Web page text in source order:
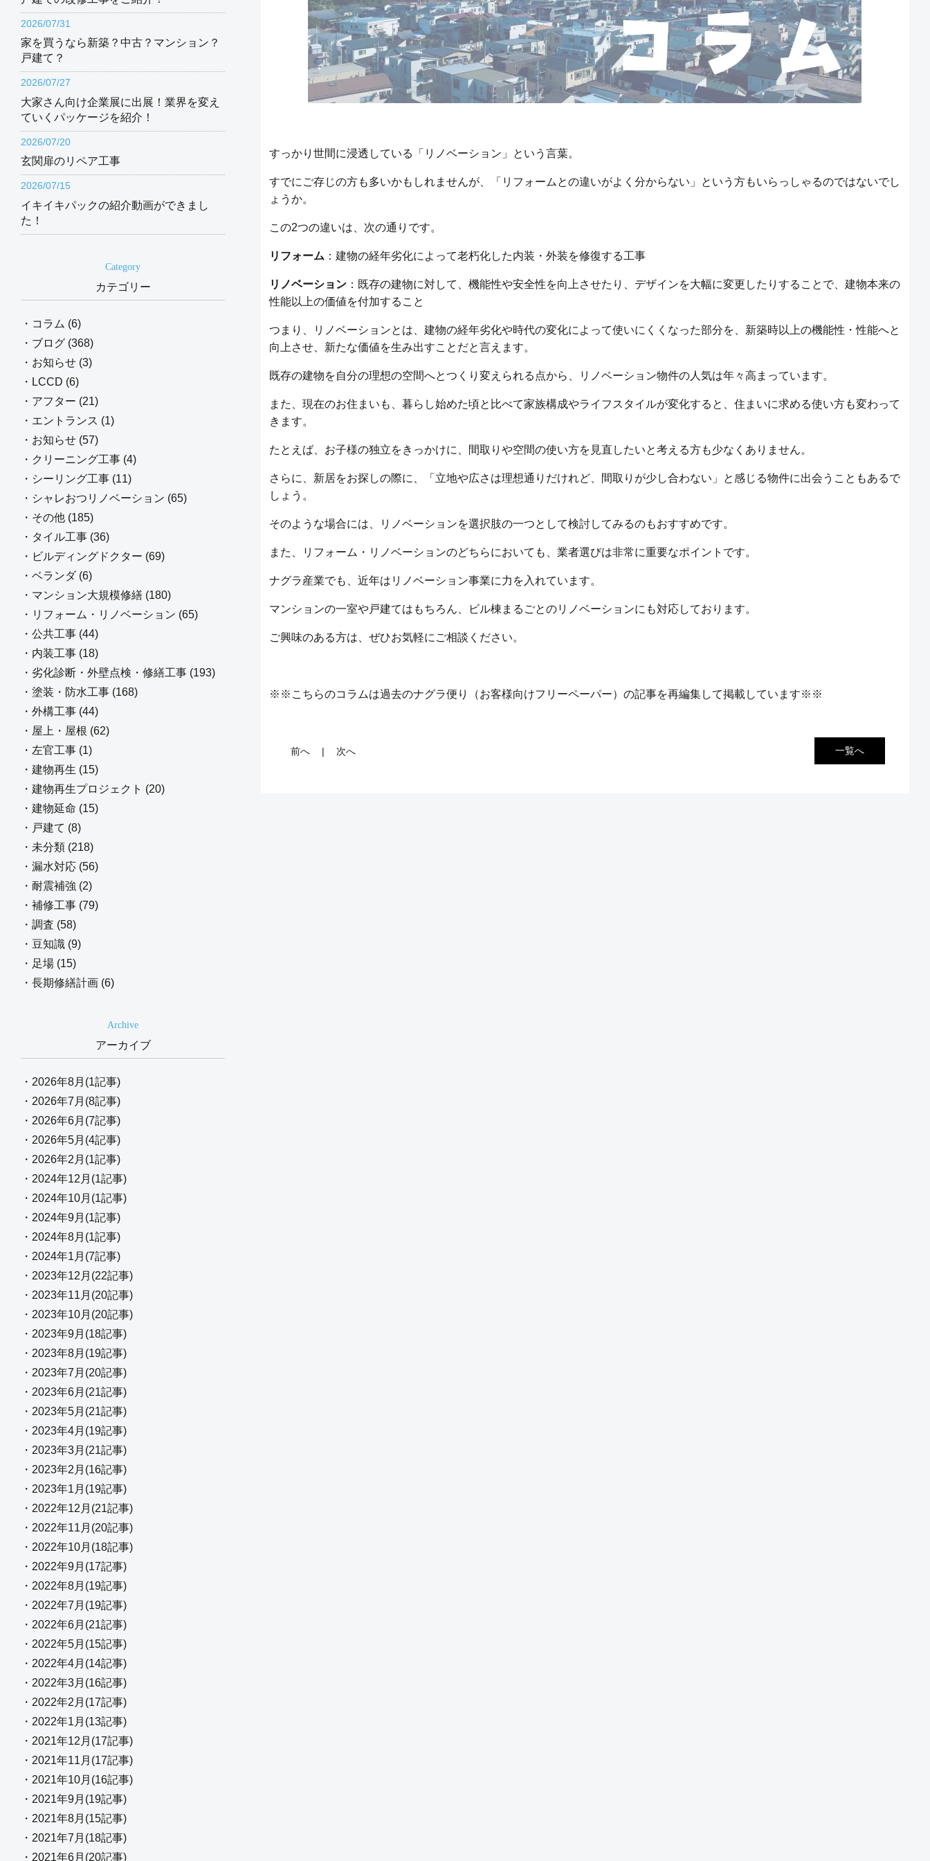
すっかり世間に浸透している「リノベーション」という言葉。
すでにご存じの方も多いかもしれませんが、「リフォームとの違いがよく分からない」という方もいらっしゃるのではないでし
ょうか。
この2つの違いは、次の通りです。
リフォーム ：建物の経年劣化によって老朽化した内装・外装を修復する工事
リノベーション：既存の建物に対して、機能性や安全性を向上させたり、デザインを大幅に変更したりすることで、建物本来の
性能以上の価値を付加すること
つまり、リノベーションとは、建物の経年劣化や時代の変化によって使いにくくなった部分を、新築時以上の機能性・性能へと
向上させ、新たな価値を生み出すことだと言えます。
既存の建物を自分の理想の空間へとつくり変えられる点から、リノベーション物件の人気は年々高まっています。
また、現在のお住まいも、暮らし始めた頃と比べて家族構成やライフスタイルが変化すると、住まいに求める使い方も変わって
きます。
たとえば、お子様の独立をきっかけに、間取りや空間の使い方を見直したいと考える方も少なくありません。
さらに、新居をお探しの際に、「立地や広さは理想通りだけれど、間取りが少し合わない」と感じる物件に出会うこともあるで
しょう。
そのような場合には、リノベーションを選択肢の一つとして検討してみるのもおすすめです。
また、リフォーム・リノベーションのどちらにおいても、業者選びは非常に重要なポイントです。
ナグラ産業でも、近年はリノベーション事業に力を入れています。
マンションの一室や戸建てはもちろん、ビル棟まるごとのリノベーションにも対応しております。
ご興味のある方は、ぜひお気軽にご相談ください。
※※こちらのコラムは過去のナグラ便り（お客様向けフリーペーパー）の記事を再編集して掲載しています※※
一覧へ
前へ 次へ
2026/07/31
家を買うなら新築？中古？マンション？
戸建て？
2026/07/27
大家さん向け企業展に出展！業界を変え
ていくパッケージを紹介！
2026/07/20
玄関扉のリペア工事
2026/07/15
イキイキパックの紹介動画ができまし
た！
Category
カテゴリー
・コラム (6)
・ブログ (368)
・お知らせ (3)
・LCCD (6)
・アフター (21)
・エントランス (1)
・お知らせ (57)
・クリーニング工事 (4)
・シーリング工事 (11)
・シャレおつリノベーション (65)
・その他 (185)
・タイル工事 (36)
・ビルディングドクター (69)
・ベランダ (6)
・マンション大規模修繕 (180)
・リフォーム・リノベーション (65)
・公共工事 (44)
・内装工事 (18)
・劣化診断・外壁点検・修繕工事 (193)
・塗装・防水工事 (168)
・外構工事 (44)
・屋上・屋根 (62)
・左官工事 (1)
・建物再生 (15)
・建物再生プロジェクト (20)
・建物延命 (15)
・戸建て (8)
・未分類 (218)
・漏水対応 (56)
・耐震補強 (2)
・補修工事 (79)
・調査 (58)
・豆知識 (9)
・足場 (15)
・長期修繕計画 (6)
Archive
アーカイブ
・2026年8月(1記事)
・2026年7月(8記事)
・2026年6月(7記事)
・2026年5月(4記事)
・2026年2月(1記事)
・2024年12月(1記事)
・2024年10月(1記事)
・2024年9月(1記事)
・2024年8月(1記事)
・2024年1月(7記事)
・2023年12月(22記事)
・2023年11月(20記事)
・2023年10月(20記事)
・2023年9月(18記事)
・2023年8月(19記事)
・2023年7月(20記事)
・2023年6月(21記事)
・2023年5月(21記事)
・2023年4月(19記事)
・2023年3月(21記事)
・2023年2月(16記事)
・2023年1月(19記事)
・2022年12月(21記事)
・2022年11月(20記事)
・2022年10月(18記事)
・2022年9月(17記事)
・2022年8月(19記事)
・2022年7月(19記事)
・2022年6月(21記事)
・2022年5月(15記事)
・2022年4月(14記事)
・2022年3月(16記事)
・2022年2月(17記事)
・2022年1月(13記事)
・2021年12月(17記事)
・2021年11月(17記事)
・2021年10月(16記事)
・2021年9月(19記事)
・2021年8月(15記事)
・2021年7月(18記事)
・2021年6月(20記事)